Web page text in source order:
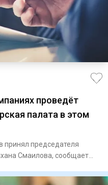
проведёт
палата в этом
принял председателя
Смаилова, сообщает